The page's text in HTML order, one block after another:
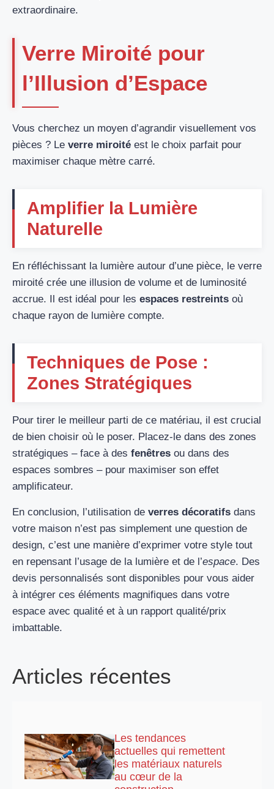
extraordinaire.
Verre Miroité pour
l’Illusion d’Espace
Vous cherchez un moyen d’agrandir visuellement vos
pièces ? Le verre miroité est le choix parfait pour
maximiser chaque mètre carré.
Amplifier la Lumière
Naturelle
En réfléchissant la lumière autour d’une pièce, le verre
miroité crée une illusion de volume et de luminosité
accrue. Il est idéal pour les espaces restreints où
chaque rayon de lumière compte.
Techniques de Pose :
Zones Stratégiques
Pour tirer le meilleur parti de ce matériau, il est crucial
de bien choisir où le poser. Placez-le dans des zones
stratégiques – face à des fenêtres ou dans des
espaces sombres – pour maximiser son effet
amplificateur.
En conclusion, l’utilisation de verres décoratifs dans
votre maison n’est pas simplement une question de
design, c’est une manière d’exprimer votre style tout
en repensant l’usage de la lumière et de l’espace. Des
devis personnalisés sont disponibles pour vous aider
à intégrer ces éléments magnifiques dans votre
espace avec qualité et à un rapport qualité/prix
imbattable.
Articles récentes
Les tendances
actuelles qui remettent
les matériaux naturels
au cœur de la